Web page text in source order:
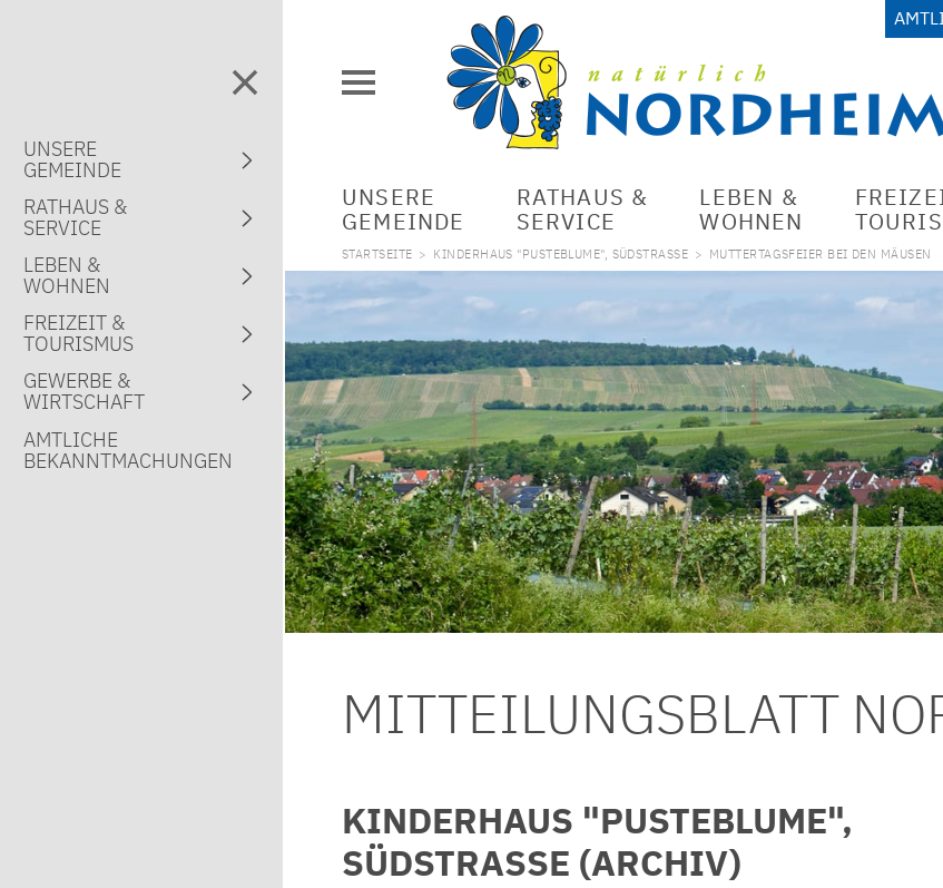
UNSERE
GEMEINDE
RATHAUS &
SERVICE
LEBEN &
WOHNEN
STARTSEITE > KINDERHAUS "PUSTEBLUME", SÜDSTRASSE > MUTTERTAGSFEIER BEI DEN MÄUSEN
MITTEILUNGSBLATT
KINDERHAUS "PUSTEBLUME",
SÜDSTRASSE (ARCHIV)
UNSERE
GEMEINDE
RATHAUS &
SERVICE
LEBEN &
WOHNEN
FREIZEIT &
TOURISMUS
GEWERBE &
WIRTSCHAFT
AMTLICHE
BEKANNTMACHUNGEN